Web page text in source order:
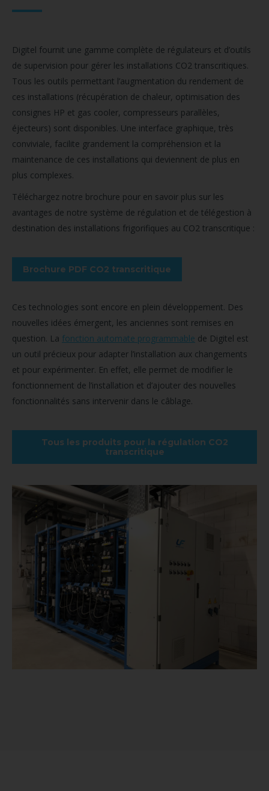
Digitel fournit une gamme complète de régulateurs et d’outils
de supervision pour gérer les installations CO2 transcritiques.
Tous les outils permettant l’augmentation du rendement de
ces installations (récupération de chaleur, optimisation des
consignes HP et gas cooler, compresseurs parallèles,
éjecteurs) sont disponibles. Une interface graphique, très
conviviale, facilite grandement la compréhension et la
maintenance de ces installations qui deviennent de plus en
plus complexes.
Téléchargez notre brochure pour en savoir plus sur les
avantages de notre système de régulation et de télégestion à
destination des installations frigorifiques au CO2 transcritique :
Brochure PDF CO2 transcritique
Ces technologies sont encore en plein développement. Des
nouvelles idées émergent, les anciennes sont remises en
question. La fonction automate programmable de Digitel est
un outil précieux pour adapter l’installation aux changements
et pour expérimenter. En effet, elle permet de modifier le
fonctionnement de l’installation et d’ajouter des nouvelles
fonctionnalités sans intervenir dans le câblage.
Tous les produits pour la régulation CO2
transcritique